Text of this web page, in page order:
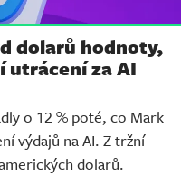
dolarů hodnoty,
utrácení za AI
o 12 % poté, co Mark
výdajů na AI. Z tržní
dolarů.